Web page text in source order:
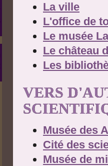
La ville
L'office de
Le musée
Le château
Les
VERS
Musée des
Cité des
Musée de